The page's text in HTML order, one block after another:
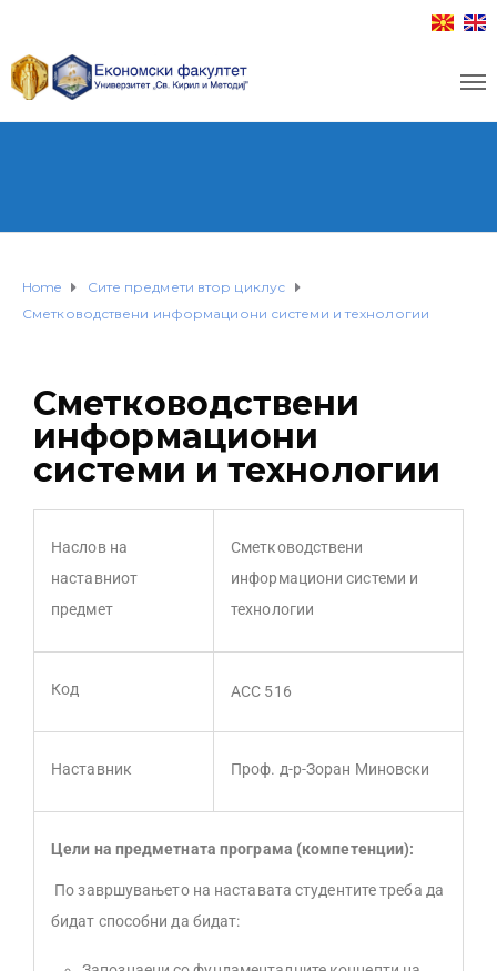
Home
Сите предмети втор циклус
Сметководствени информациони системи и технологии
Сметководствени
информациони
системи и технологии
Наслов на
наставниот
предмет
Сметководствени
информациони системи и
технологии
Код ACC 516
Наставник Проф. д-р-Зоран Миновски
Цели на предметната програма (компетенции):
По завршувањето на наставата студентите треба да
бидат способни да бидат: